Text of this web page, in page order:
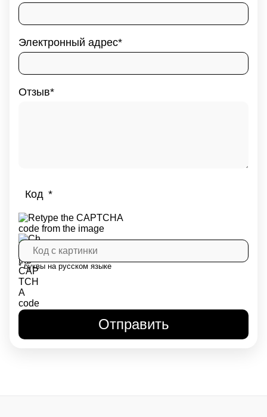
Электронный адрес
Отзыв
Код
* буквы на русском языке